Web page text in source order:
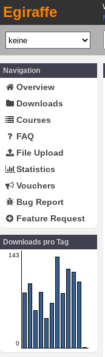
Egiraffe
Navigation
Overview
Downloads
Courses
FAQ
File Upload
Statistics
Vouchers
Bug Report
Feature Request
Downloads pro Tag
143
0